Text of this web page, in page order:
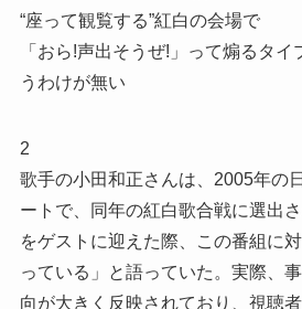
“座って観覧する”紅白の会場で
「おら!声出そうぜ!」って煽るタ
うわけが無い
2
歌手の小田和正さんは、2005年の
ートで、同年の紅白歌合戦に選出
をゲストに迎えた際、この番組に
っている」と語っていた。実際、
向が大きく反映されており、視聴